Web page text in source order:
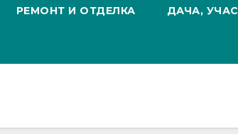
РЕМОНТ И ОТДЕЛКА ДАЧА,